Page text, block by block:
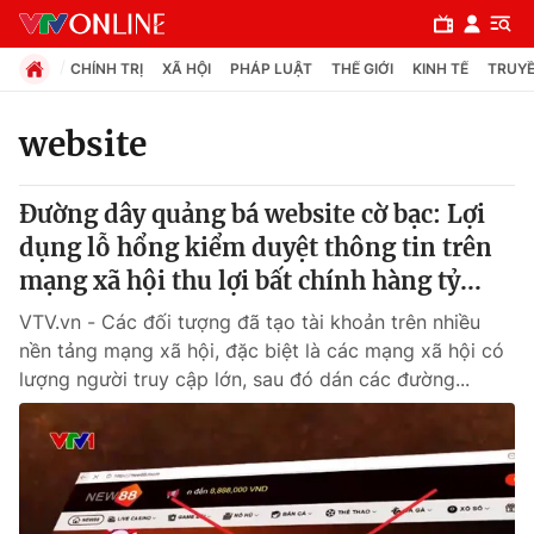
Chuyên mục
Chính trị
Pháp luật
Y tế
Thế giới
CHÍNH TRỊ XÃ HỘI PHÁP LUẬT THẾ GIỚI KINH TẾ
website
Đường dây quảng bá website cờ bạc: Lợi
dụng lỗ hổng kiểm duyệt thông tin trên
mạng xã hội thu lợi bất chính hàng tỷ...
VTV.vn - Các đối tượng đã tạo tài khoản trên nhiều
nền tảng mạng xã hội, đặc biệt là các mạng xã hội có
lượng người truy cập lớn, sau đó dán các đường...